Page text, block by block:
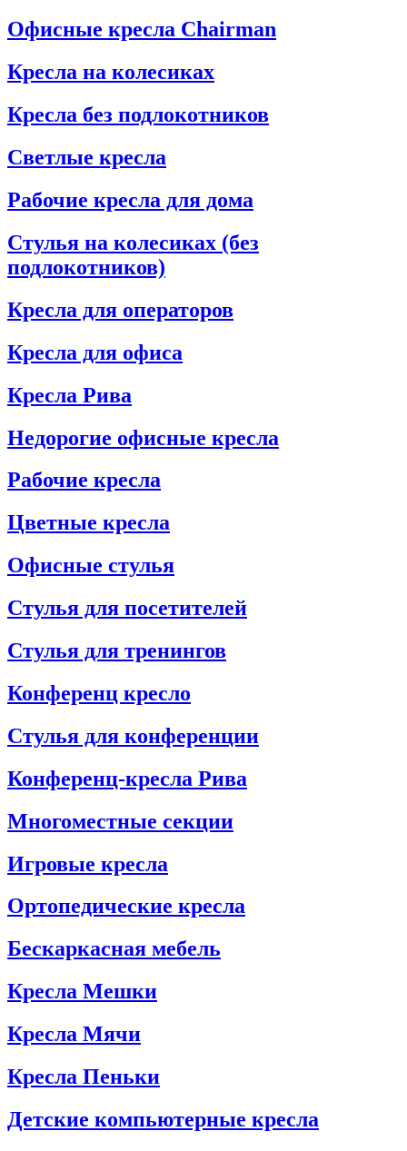
Офисные кресла Chairman
Кресла на колесиках
Кресла без подлокотников
Светлые кресла
Рабочие кресла для дома
Стулья на колесиках (без
подлокотников)
Кресла для операторов
Кресла для офиса
Кресла Рива
Недорогие офисные кресла
Рабочие кресла
Цветные кресла
Офисные стулья
Стулья для посетителей
Стулья для тренингов
Конференц кресло
Стулья для конференции
Конференц-кресла Рива
Многоместные секции
Игровые кресла
Ортопедические кресла
Бескаркасная мебель
Кресла Мешки
Кресла Мячи
Кресла Пеньки
Детские компьютерные кресла